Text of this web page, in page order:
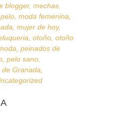
blogger, mechas,
, moda femenina,
, mujer de hoy,
, otoño, otoño
, peinados de
, pelo sano,
Granada,